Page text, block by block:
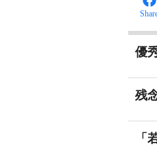
優
残
「